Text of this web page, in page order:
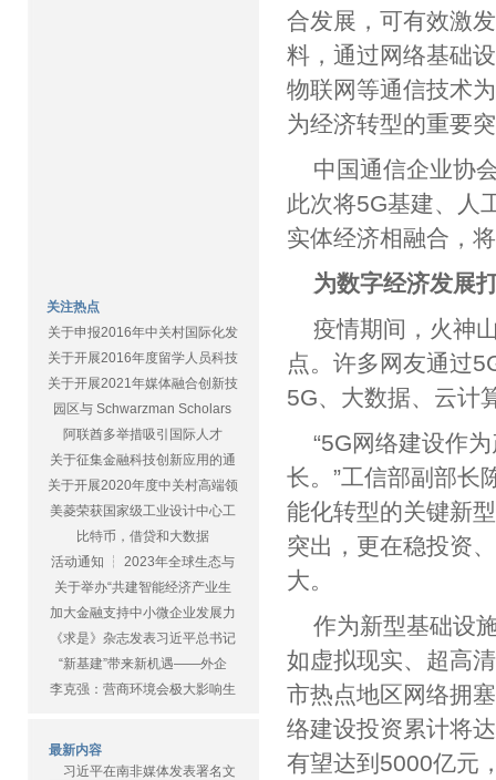
关注热点
关于申报2016年中关村国际化发
关于开展2016年度留学人员科技
关于开展2021年媒体融合创新技
园区与 Schwarzman Scholars
阿联酋多举措吸引国际人才
关于征集金融科技创新应用的通
关于开展2020年度中关村高端领
美菱荣获国家级工业设计中心工
比特币，借贷和大数据
活动通知 ┆ 2023年全球生态与
关于举办“共建智能经济产业生
加大金融支持中小微企业发展力
《求是》杂志发表习近平总书记
“新基建”带来新机遇——外企
李克强：营商环境会极大影响生
最新内容
习近平在南非媒体发表署名文
合发展，可有效激
料，通过网络基础
物联网等通信技术
为经济转型的重要
中国通信企业协
此次将5G基建、人
实体经济相融合，
为数字经济发展
疫情期间，火神
点。许多网友通过
5G、大数据、云计
“5G网络建设作
长。”工信部副部长
能化转型的关键新
突出，更在稳投资
大。
作为新型基础设
如虚拟现实、超高
市热点地区网络拥
络建设投资累计将
有望达到5000亿元